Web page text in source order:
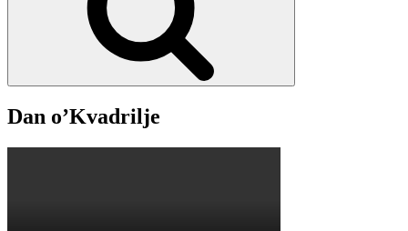
Dan o’Kvadrilje